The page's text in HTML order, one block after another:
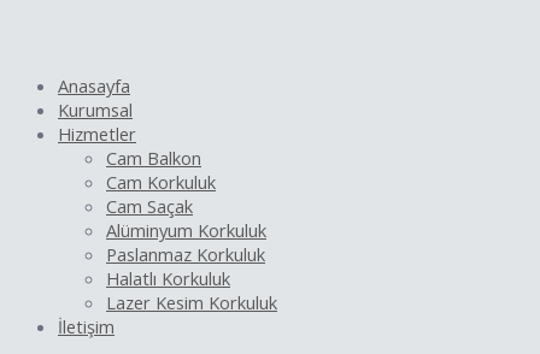
Anasayfa
Kurumsal
Hizmetler
Cam Balkon
Cam Korkuluk
Cam Saçak
Alüminyum Korkuluk
Paslanmaz Korkuluk
Halatlı Korkuluk
Lazer Kesim Korkuluk
İletişim